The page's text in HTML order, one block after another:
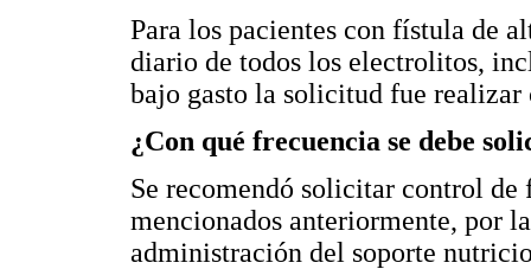
Para los pacientes con fístula de
diario de todos los electrolitos,
bajo gasto la solicitud fue realizar
¿Con qué frecuencia se debe
Se recomendó solicitar control
mencionados anteriormente, por
administración del soporte